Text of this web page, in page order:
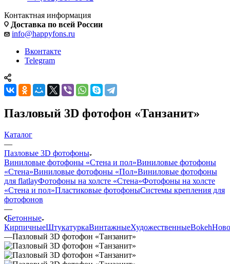
Контактная информация
Доставка по всей России
info@happyfons.ru
Вконтакте
Telegram
Пазловый 3D фотофон «Танзанит»
Каталог
—
Пазловые 3D фотофоны
Виниловые фотофоны «Стена и пол»Виниловые фотофоны
«Стена»Виниловые фотофоны «Пол»Виниловые фотофоны
для flatlayФотофоны на холсте «Стена»Фотофоны на холсте
«Стена и пол»Пластиковые фотофоныСистемы крепления для
фотофонов
—
Бетонные
КирпичныеШтукатуркаВинтажныеХудожественныеBokeh
—Пазловый 3D фотофон «Танзанит»